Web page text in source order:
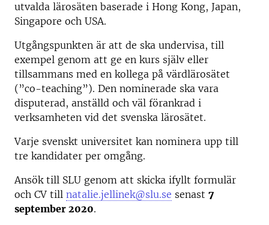
utvalda lärosäten baserade i Hong Kong, Japan,
Singapore och USA.
Utgångspunkten är att de ska undervisa, till
exempel genom att ge en kurs själv eller
tillsammans med en kollega på värdlärosätet
(”co-teaching”). Den nominerade ska vara
disputerad, anställd och väl förankrad i
verksamheten vid det svenska lärosätet.
Varje svenskt universitet kan nominera upp till
tre kandidater per omgång.
Ansök till SLU genom att skicka ifyllt formulär
och CV till natalie.jellinek@slu.se senast 7
september 2020.